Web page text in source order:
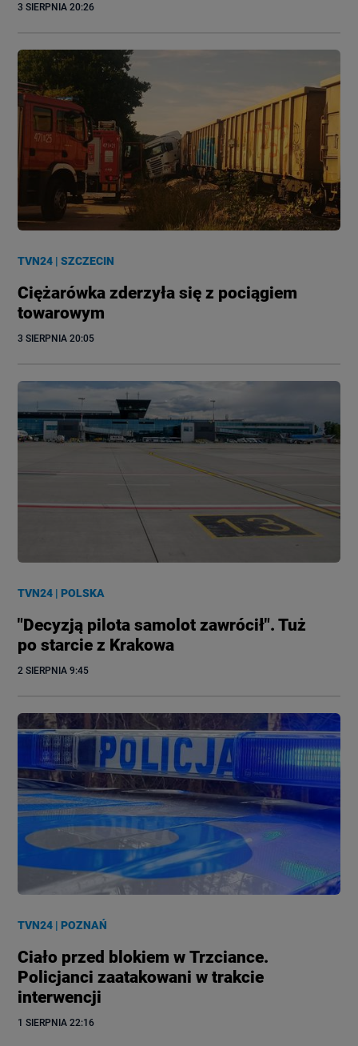
3 SIERPNIA 20:26
TVN24 |SZCZECIN
Ciężarówka zderzyła się z pociągiem
towarowym
3 SIERPNIA 20:05
TVN24 |POLSKA
"Decyzją pilota samolot zawrócił". Tuż
po starcie z Krakowa
2 SIERPNIA 9:45
TVN24 |POZNAŃ
Ciało przed blokiem w Trzciance.
Policjanci zaatakowani w trakcie
interwencji
1 SIERPNIA 22:16